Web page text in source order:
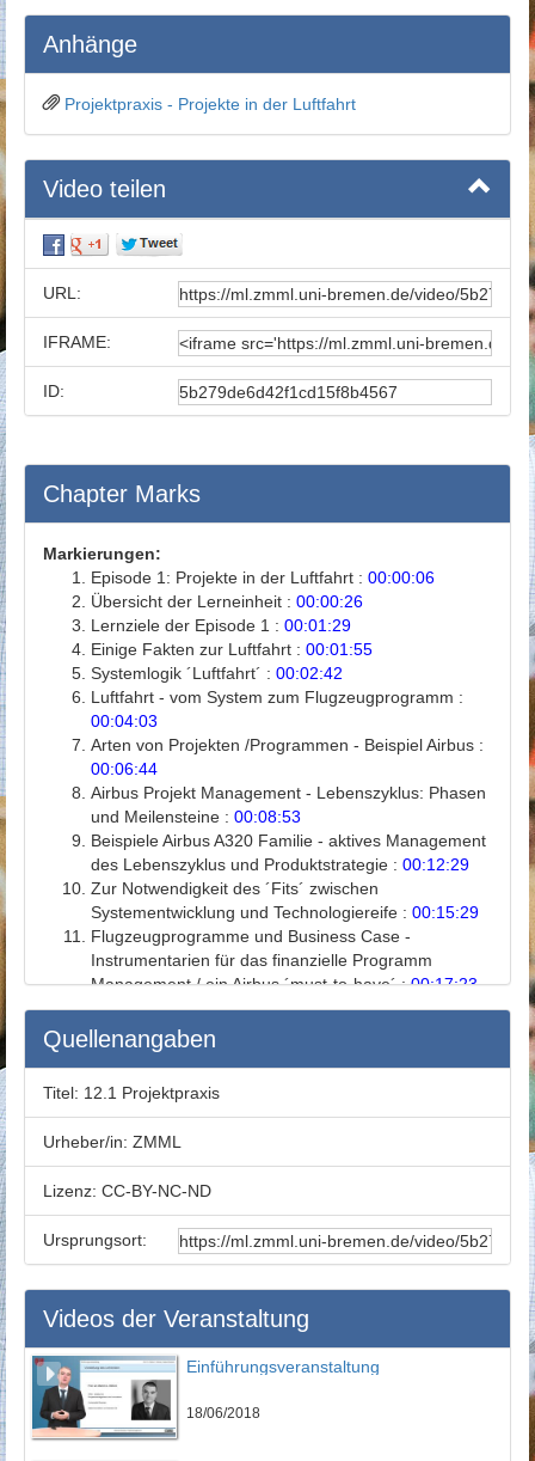
Anhänge
Projektpraxis - Projekte in der Luftfahrt
Video teilen
URL:
IFRAME:
ID:
Chapter Marks
Markierungen:
Episode 1: Projekte in der Luftfahrt : 00:00:06
Übersicht der Lerneinheit : 00:00:26
Lernziele der Episode 1 : 00:01:29
Einige Fakten zur Luftfahrt : 00:01:55
Systemlogik ´Luftfahrt´ : 00:02:42
Luftfahrt - vom System zum Flugzeugprogramm :
00:04:03
Arten von Projekten /Programmen - Beispiel Airbus :
00:06:44
Airbus Projekt Management - Lebenszyklus: Phasen
und Meilensteine : 00:08:53
Beispiele Airbus A320 Familie - aktives Management
des Lebenszyklus und Produktstrategie : 00:12:29
Zur Notwendigkeit des ´Fits´ zwischen
Systementwicklung und Technologiereife : 00:15:29
Flugzeugprogramme und Business Case -
Instrumentarien für das finanzielle Programm
Management / ein Airbus ´must-to-have´ :00:17:23
Charakteristika eines Business Case für
Flugzeugprogramme :
Risiken von Flugzeugprogrammen (Auswahl) :
Risikomanagement - Maßnahmen zur Mitigierung
Literatur :00:30:00
Vielen Dank für Ihre Aufmerksamkeit! :
Quellenangaben
Titel: 12.1 Projektpraxis
Urheber/in: ZMML
Lizenz: CC-BY-NC-ND
Ursprungsort:
Videos der Veranstaltung
Einführungsveranstaltung
18/06/2018